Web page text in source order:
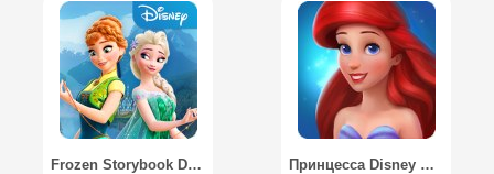
Frozen Storybook Deluxe / Холодное сердце Принцесса Disney Магия загадок / Disney Princess Majestic Quest: Match 3 & Decorate